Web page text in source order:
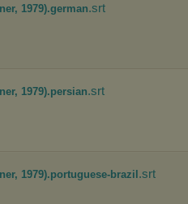
1979).german.srt
1979).persian.srt
1979).portuguese-brazil .srt